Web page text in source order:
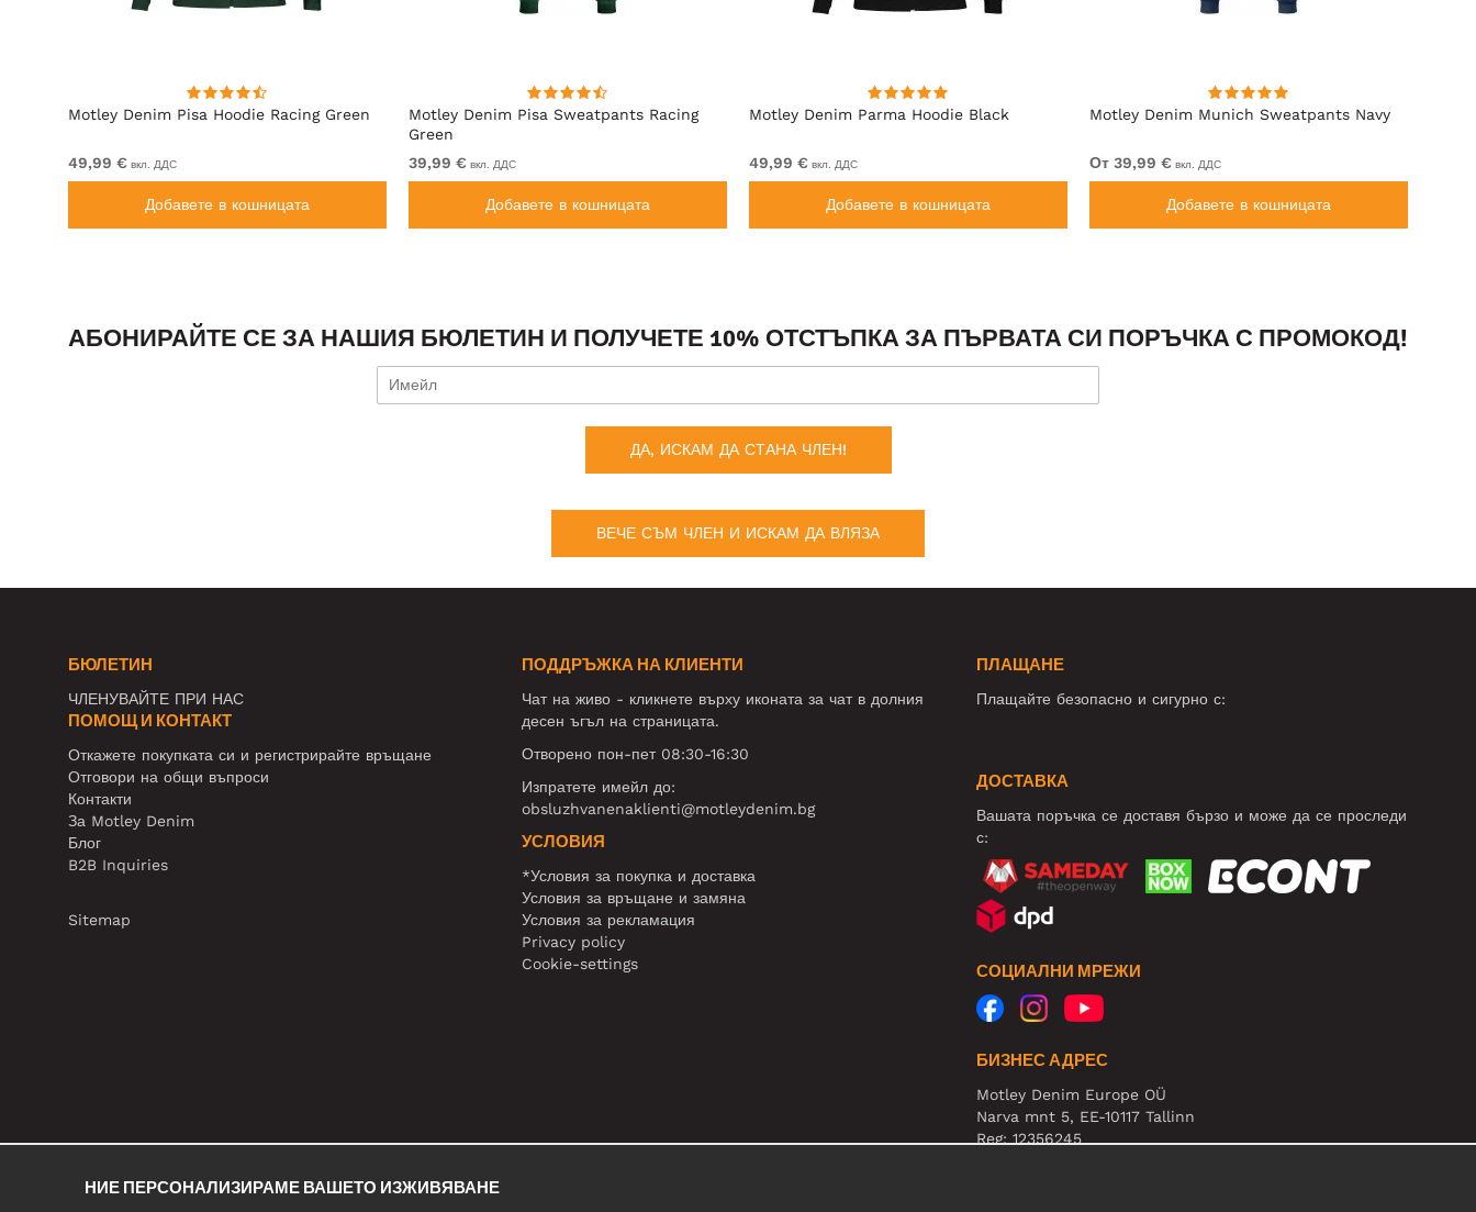
Motley Denim Pisa Hoodie Racing Green
49,99 € вкл. ДДС
Добавете в кошницата
Motley Denim Pisa Sweatpants Racing
Green
39,99 € вкл. ДДС
Добавете в кошницата
Motley Denim Parma Hoodie Black
49,99 € вкл. ДДС
Добавете в кошницата
Motley Denim Munich Sweatpants Navy
От 39,99 € вкл. ДДС
Добавете в кошницата
АБОНИРАЙТЕ СЕ ЗА НАШИЯ БЮЛЕТИН И ПОЛУЧЕТЕ 10% ОТСТЪПКА ЗА ПЪРВАТА СИ ПОРЪЧКА С ПРОМОКОД!
ДА, ИСКАМ ДА СТАНА ЧЛЕН!
ВЕЧЕ СЪМ ЧЛЕН И ИСКАМ ДА ВЛЯЗА
БЮЛЕТИН
ЧЛЕНУВАЙТЕ ПРИ НАС
ПОМОЩ И КОНТАКТ
Откажете покупката си и регистрирайте връщане
Отговори на общи въпроси
Контакти
За Motley Denim
Блог
B2B Inquiries
Sitemap
ПОДДРЪЖКА НА КЛИЕНТИ
Чат на живо - кликнете върху иконата за чат в долния
десен ъгъл на страницата.
Отворено пон-пет 08:30-16:30
Изпратете имейл до:
obsluzhvanenaklienti@motleydenim.bg
УСЛОВИЯ
*Условия за покупка и доставка
Условия за връщане и замяна
Условия за рекламация
Privacy policy
Cookie-settings
ПЛАЩАНЕ
Плащайте безопасно и сигурно с:
ДОСТАВКА
Вашата поръчка се доставя бързо и може да се проследи
с:
СОЦИАЛНИ МРЕЖИ
БИЗНЕС АДРЕС
Motley Denim Europe OÜ
Narva mnt 5, EE-10117 Tallinn
Reg: 12356245
НИЕ ПЕРСОНАЛИЗИРАМЕ ВАШЕТО ИЗЖИВЯВАНЕ